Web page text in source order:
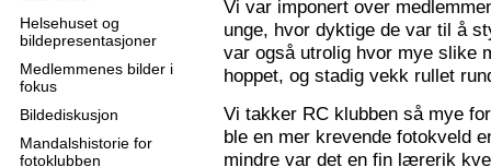
Helsehuset og
bildepresentasjoner
Medlemmenes bilder i
fokus
Bildediskusjon
Mandalshistorie for
fotoklubben
Vi var imponert over
unge, hvor dyktige de var til å
var også utrolig hvor mye slike
hoppet, og stadig vekk rullet
Vi takker RC klubben så mye
ble en mer krevende fotokveld
mindre var det en fin lærerik